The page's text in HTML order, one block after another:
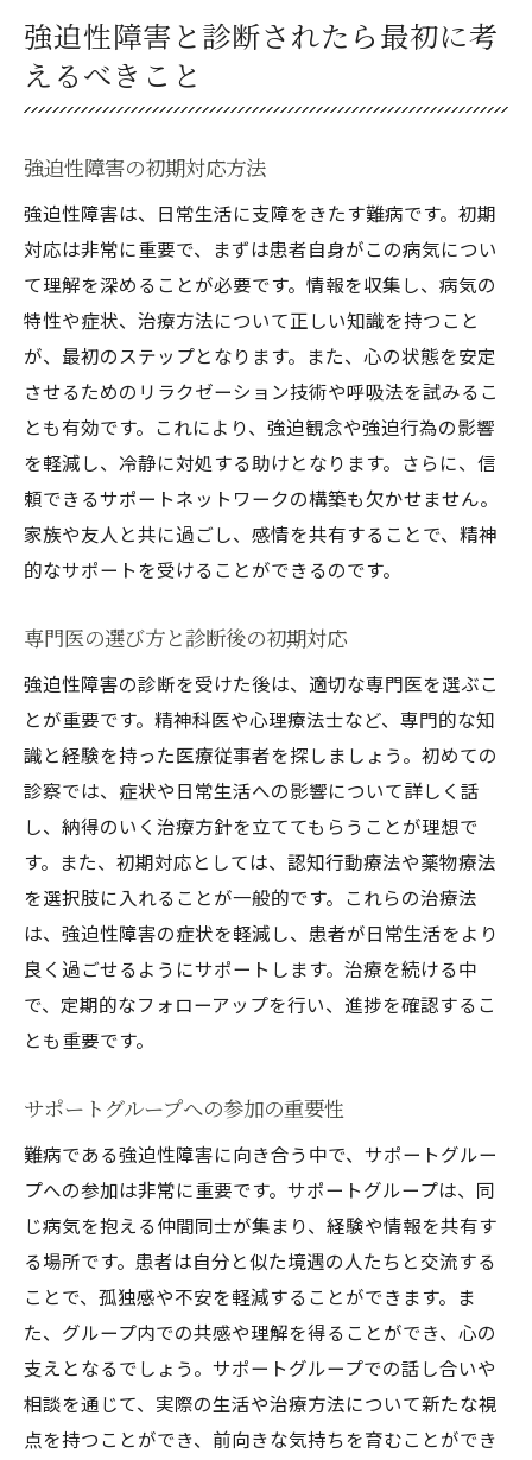
強迫性障害と診断されたら最初に考
えるべきこと
強迫性障害の初期対応方法
強迫性障害は、日常生活に支障をきたす難病です。初期
対応は非常に重要で、まずは患者自身がこの病気につい
て理解を深めることが必要です。情報を収集し、病気の
特性や症状、治療方法について正しい知識を持つこと
が、最初のステップとなります。また、心の状態を安定
させるためのリラクゼーション技術や呼吸法を試みるこ
とも有効です。これにより、強迫観念や強迫行為の影響
を軽減し、冷静に対処する助けとなります。さらに、信
頼できるサポートネットワークの構築も欠かせません。
家族や友人と共に過ごし、感情を共有することで、精神
的なサポートを受けることができるのです。
専門医の選び方と診断後の初期対応
強迫性障害の診断を受けた後は、適切な専門医を選ぶこ
とが重要です。精神科医や心理療法士など、専門的な知
識と経験を持った医療従事者を探しましょう。初めての
診察では、症状や日常生活への影響について詳しく話
し、納得のいく治療方針を立ててもらうことが理想で
す。また、初期対応としては、認知行動療法や薬物療法
を選択肢に入れることが一般的です。これらの治療法
は、強迫性障害の症状を軽減し、患者が日常生活をより
良く過ごせるようにサポートします。治療を続ける中
で、定期的なフォローアップを行い、進捗を確認するこ
とも重要です。
サポートグループへの参加の重要性
難病である強迫性障害に向き合う中で、サポートグルー
プへの参加は非常に重要です。サポートグループは、同
じ病気を抱える仲間同士が集まり、経験や情報を共有す
る場所です。患者は自分と似た境遇の人たちと交流する
ことで、孤独感や不安を軽減することができます。ま
た、グループ内での共感や理解を得ることができ、心の
支えとなるでしょう。サポートグループでの話し合いや
相談を通じて、実際の生活や治療方法について新たな視
点を持つことができ、前向きな気持ちを育むことができ